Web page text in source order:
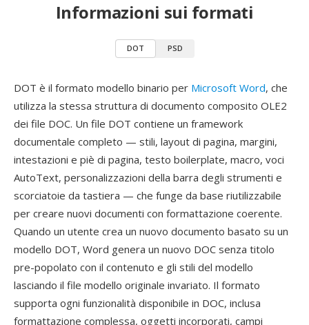
Informazioni sui formati
DOT PSD
DOT è il formato modello binario per Microsoft Word, che
utilizza la stessa struttura di documento composito OLE2
dei file DOC. Un file DOT contiene un framework
documentale completo — stili, layout di pagina, margini,
intestazioni e piè di pagina, testo boilerplate, macro, voci
AutoText, personalizzazioni della barra degli strumenti e
scorciatoie da tastiera — che funge da base riutilizzabile
per creare nuovi documenti con formattazione coerente.
Quando un utente crea un nuovo documento basato su un
modello DOT, Word genera un nuovo DOC senza titolo
pre-popolato con il contenuto e gli stili del modello
lasciando il file modello originale invariato. Il formato
supporta ogni funzionalità disponibile in DOC, inclusa
formattazione complessa, oggetti incorporati, campi